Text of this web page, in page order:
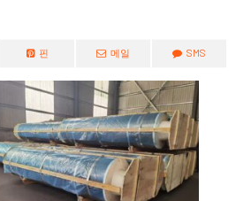
핀 메일 SMS